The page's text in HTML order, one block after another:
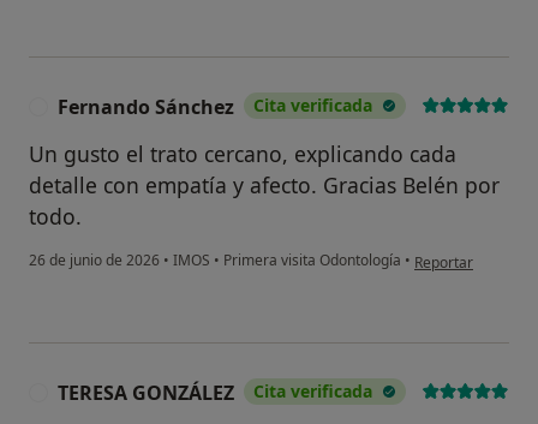
Fernando Sánchez Cita verificada
Un gusto el trato cercano, explicando cada
detalle con empatía y afecto. Gracias Belén por
todo.
26 de junio de 2026 • IMOS • Primera visita Odontología • en opinión del
Reportar
TERESA GONZÁLEZ Cita verificada